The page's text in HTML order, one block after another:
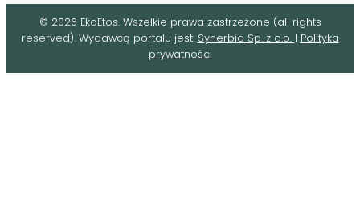
© 2026 EkoEtos. Wszelkie prawa zastrzeżone (all rights
reserved). Wydawcą portalu jest: Synerbia Sp. z o.o. | Polityka
prywatności